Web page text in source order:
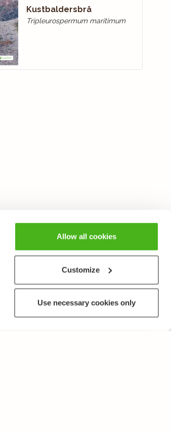
Allow all cookies
Customize
Use necessary cookies only
Kustbaldersbrå
Tripleurospermum maritimum